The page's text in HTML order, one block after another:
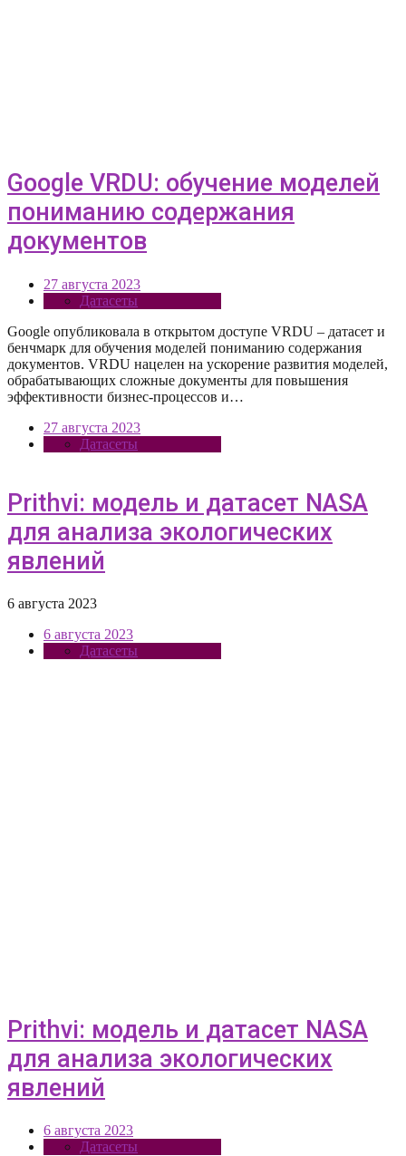
Google VRDU: обучение моделей
пониманию содержания
документов
27 августа 2023
Датасеты
Google опубликовала в открытом доступе VRDU – датасет и
бенчмарк для обучения моделей пониманию содержания
документов. VRDU нацелен на ускорение развития моделей,
обрабатывающих сложные документы для повышения
эффективности бизнес-процессов и…
27 августа 2023
Датасеты
Prithvi: модель и датасет NASA
для анализа экологических
явлений
6 августа 2023
6 августа 2023
Датасеты
Prithvi: модель и датасет NASA
для анализа экологических
явлений
6 августа 2023
Датасеты